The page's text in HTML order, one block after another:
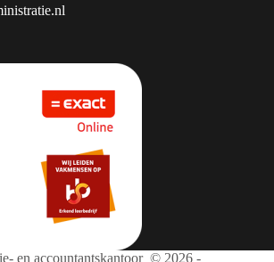
en accountantskantoor © 2026 -